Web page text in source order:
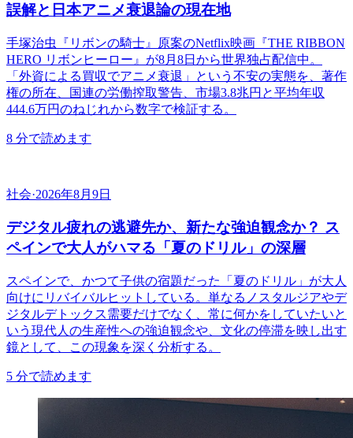
誤解と日本アニメ衰退論の現在地
手塚治虫『リボンの騎士』原案のNetflix映画『THE RIBBON
HERO リボンヒーロー』が8月8日から世界独占配信中。
「外資による買収でアニメ衰退」という不安の実態を、著作
権の所在、国連の労働搾取警告、市場3.8兆円と平均年収
444.6万円のねじれから数字で検証する。
8 分で読めます
社会·2026年8月9日
デジタル疲れの逃避先か、新たな強迫観念か？ ス
ペインで大人がハマる「夏のドリル」の深層
スペインで、かつて子供の宿題だった「夏のドリル」が大人
向けにリバイバルヒットしている。単なるノスタルジアやデ
ジタルデトックス需要だけでなく、常に何かをしていたいと
いう現代人の生産性への強迫観念や、文化の停滞を映し出す
鏡として、この現象を深く分析する。
5 分で読めます